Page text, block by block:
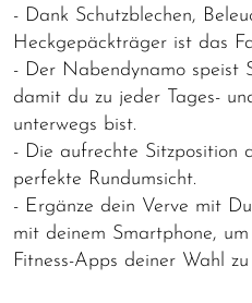
- Dank Schutzblechen,
Heckgepäckträger ist das
- Der Nabendynamo speist
damit du zu jeder Tages-
unterwegs bist.
- Die aufrechte Sitzposition
perfekte Rundumsicht.
- Ergänze dein Verve mit
mit deinem Smartphone,
Fitness-Apps deiner Wahl zu